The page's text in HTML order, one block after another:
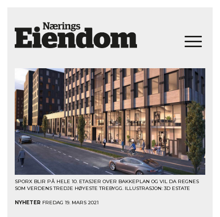
SPORX BLIR PÅ HELE 10. ETASJER OVER BAKKEPLAN OG VIL DA REGNES
SOM VERDENS TREDJE HØYESTE TREBYGG. ILLUSTRASJON: 3D ESTATE
NYHETER FREDAG 19. MARS 2021